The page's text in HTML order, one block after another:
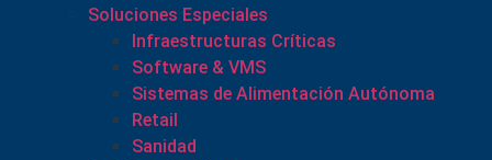
Soluciones Especiales
Infraestructuras Críticas
Software & VMS
Sistemas de Alimentación Autónoma
Retail
Sanidad